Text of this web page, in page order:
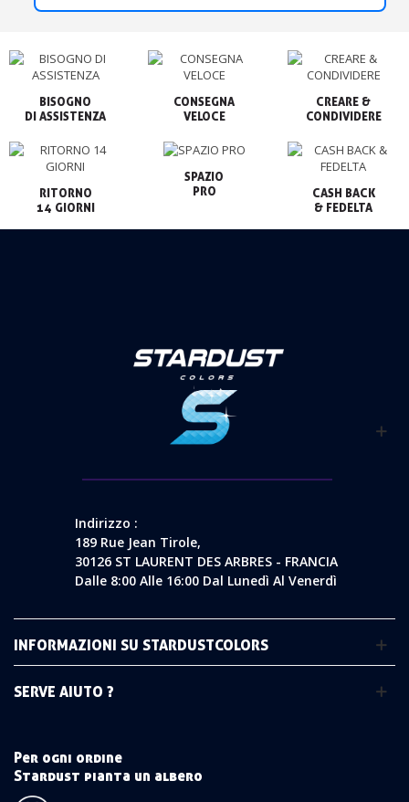
BISOGNO
CONSEGNA
VELOCE
CREARE &
CONDIVIDERE
RITORNO
14 GIORNI
SPAZIO
PRO
CASH BACK
& FEDELTA
Indirizzo :
189 Rue Jean Tirole,
30126 ST LAURENT DES ARBRES - FRANCIA
Dalle 8:00 Alle 16:00 Dal Lunedì Al Venerdì
INFORMAZIONI SU STARDUSTCOLORS
SERVE AIUTO ?
Per ogni ordine
Stardust pianta un albero